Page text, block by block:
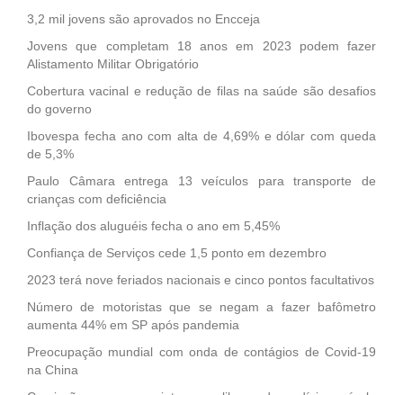
3,2 mil jovens são aprovados no Encceja
Jovens que completam 18 anos em 2023 podem fazer
Alistamento Militar Obrigatório
Cobertura vacinal e redução de filas na saúde são desafios
do governo
Ibovespa fecha ano com alta de 4,69% e dólar com queda
de 5,3%
Paulo Câmara entrega 13 veículos para transporte de
crianças com deficiência
Inflação dos aluguéis fecha o ano em 5,45%
Confiança de Serviços cede 1,5 ponto em dezembro
2023 terá nove feriados nacionais e cinco pontos facultativos
Número de motoristas que se negam a fazer bafômetro
aumenta 44% em SP após pandemia
Preocupação mundial com onda de contágios de Covid-19
na China